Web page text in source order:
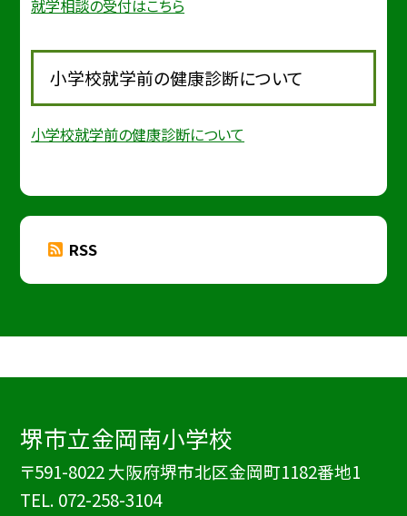
就学相談の受付はこちら
小学校就学前の健康診断について
小学校就学前の健康診断について
RSS
堺市立金岡南小学校
〒591-8022 大阪府堺市北区金岡町1182番地1
TEL. 072-258-3104